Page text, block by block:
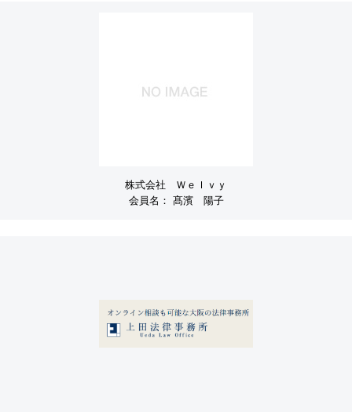
株式会社 Ｗｅｌｖｙ
会員名： 髙濱 陽子